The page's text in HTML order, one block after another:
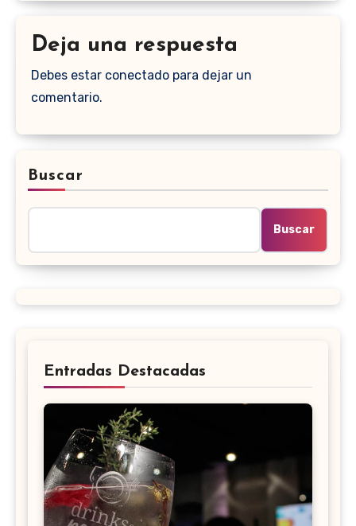
Deja una respuesta
Debes estar conectado para dejar un
comentario.
Buscar
Buscar
Entradas Destacadas